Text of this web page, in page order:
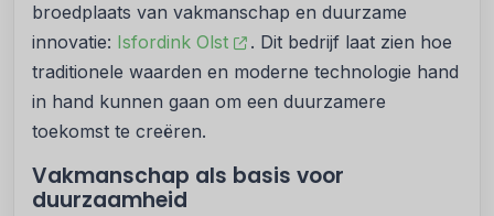
broedplaats van vakmanschap en duurzame
innovatie: Isfordink Olst
. Dit bedrijf laat zien hoe
traditionele waarden en moderne technologie hand
in hand kunnen gaan om een duurzamere
toekomst te creëren.
Vakmanschap als basis voor
duurzaamheid